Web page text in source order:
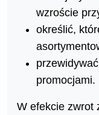
wzroście
określić,
promocjami.
W efekcie zwrot